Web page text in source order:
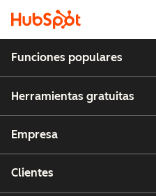
Funciones populares
Herramientas gratuitas
Empresa
Clientes